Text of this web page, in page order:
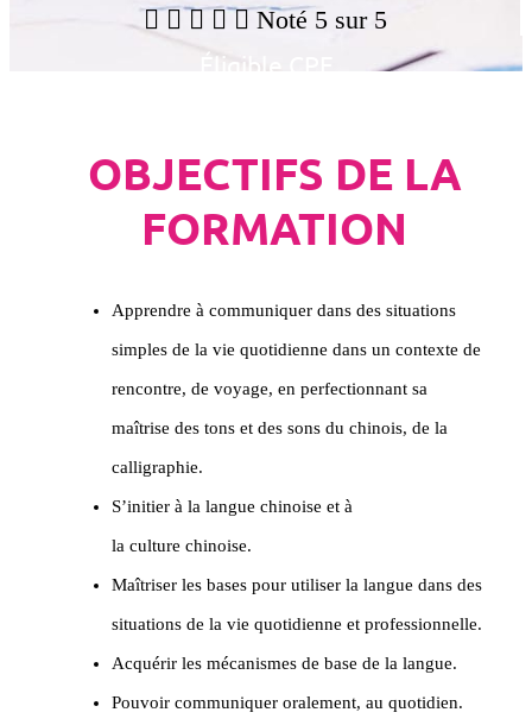
     Noté 5 sur 5
Éligible CPF
OBJECTIFS DE LA
FORMATION
Apprendre à communiquer dans des situations
simples de la vie quotidienne dans un contexte de
rencontre, de voyage, en perfectionnant sa
maîtrise des tons et des sons du chinois, de la
calligraphie.
S’initier à la langue chinoise et à
la culture chinoise.
Maîtriser les bases pour utiliser la langue dans des
situations de la vie quotidienne et professionnelle.
Acquérir les mécanismes de base de la langue.
Pouvoir communiquer oralement, au quotidien.